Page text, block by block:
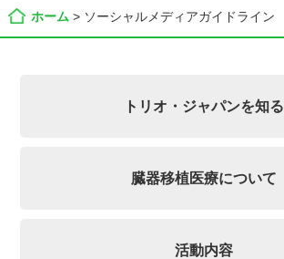
ホーム > ソーシャルメディアガイドライン
トリオ・ジャパンを知る
臓器移植医療について
活動内容